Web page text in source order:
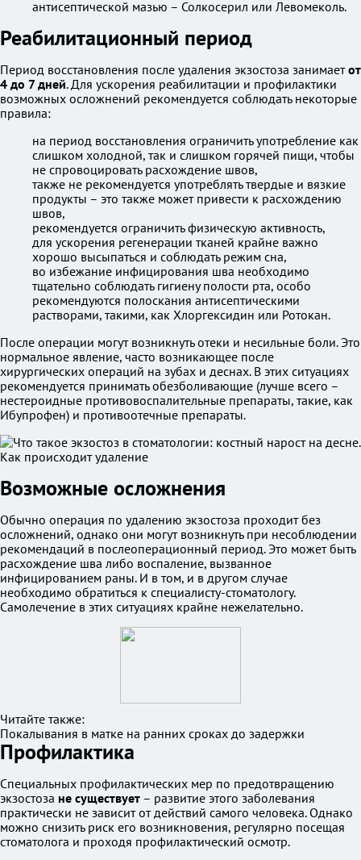
антисептической мазью – Солкосерил или Левомеколь.
Реабилитационный период
Период восстановления после удаления экзостоза занимаетот
4 до 7 дней. Для ускорения реабилитации и профилактики
возможных осложнений рекомендуется соблюдать некоторые
правила:
на период восстановления ограничить употребление как
слишком холодной, так и слишком горячей пищи, чтобы
не спровоцировать расхождение швов,
также не рекомендуется употреблять твердые и вязкие
продукты – это также может привести к расхождению
швов,
рекомендуется ограничить физическую активность,
для ускорения регенерации тканей крайне важно
хорошо высыпаться и соблюдать режим сна,
во избежание инфицирования шва необходимо
тщательно соблюдать гигиену полости рта, особо
рекомендуются полоскания антисептическими
растворами, такими, как Хлоргексидин или Ротокан.
После операции могут возникнуть отеки и несильные боли. Это
нормальное явление, часто возникающее после
хирургических операций на зубах и деснах. В этих ситуациях
рекомендуется принимать обезболивающие (лучше всего –
нестероидные противовоспалительные препараты, такие, как
Ибупрофен) и противоотечные препараты.
Возможные осложнения
Обычно операция по удалению экзостоза проходит без
осложнений, однако они могут возникнуть при несоблюдении
рекомендаций в послеоперационный период. Это может быть
расхождение шва либо воспаление, вызванное
инфицированием раны. И в том, и в другом случае
необходимо обратиться к специалисту-стоматологу.
Самолечение в этих ситуациях крайне нежелательно.
Читайте также:
Покалывания в матке на ранних сроках до задержки
Профилактика
Специальных профилактических мер по предотвращению
экзостоза не существует – развитие этого заболевания
практически не зависит от действий самого человека. Однако
можно снизить риск его возникновения, регулярно посещая
стоматолога и проходя профилактический осмотр.